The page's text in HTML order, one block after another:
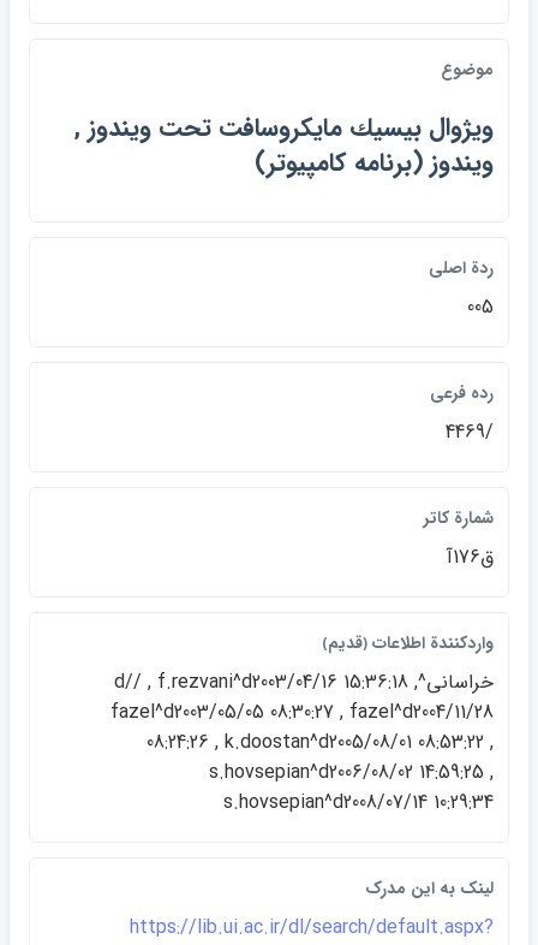
موضوع
ويژوال بيسيك مايكروسافت تحت ويندوز ,
ويندوز (برنامه كامپيوتر)
ردة اصلي
005
رده فرعي
/4469
شمارة كاتر
ق176آ
واردكنندة اطلاعات ﴿قديم﴾
خراساني^d// , f.rezvani^d2003/04/16 15:36:18 ,
fazel^d2003/05/05 08:30:27 , fazel^d2004/11/28
08:24:26 , k.doostan^d2005/08/01 08:53:22 ,
s.hovsepian^d2006/08/02 14:59:25 ,
s.hovsepian^d2008/07/14 10:29:34
لينک به اين مدرک
https://lib.ui.ac.ir/dl/search/default.aspx?